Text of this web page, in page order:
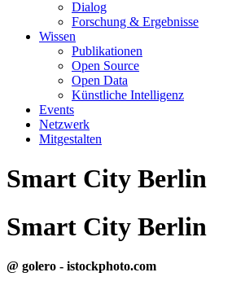
Dialog
Forschung & Ergebnisse
Wissen
Publikationen
Open Source
Open Data
Künstliche Intelligenz
Events
Netzwerk
Mitgestalten
Smart City Berlin
Smart City Berlin
@ golero - istockphoto.com